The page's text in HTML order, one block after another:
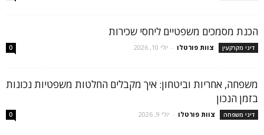
הכנת מסמכים משפטיים ליחסי שכירות
דיני מקרקעין צוות פורטלו - יולי 10, 2026 0
משפחה, אחריות וביטחון: איך מקבלים החלטות משפטיות נכונות
בזמן הנכון
דיני משפחה צוות פורטלו - יולי 9, 2026 0